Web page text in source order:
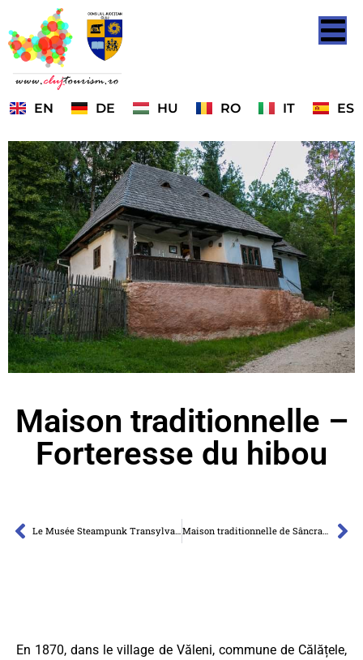
EN DE HU RO IT ES
Maison traditionnelle –
Forteresse du hibou
Le Musée Steampunk Transylvania Maison traditionnelle de Sâncraiu
En 1870, dans le village de Văleni, commune de Călățele,